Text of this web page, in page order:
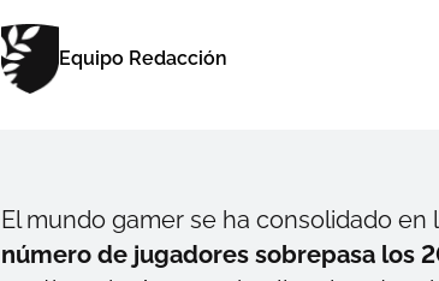
Equipo Redacción
El mundogamer se ha consolidado
número de jugadores sobrepasa los